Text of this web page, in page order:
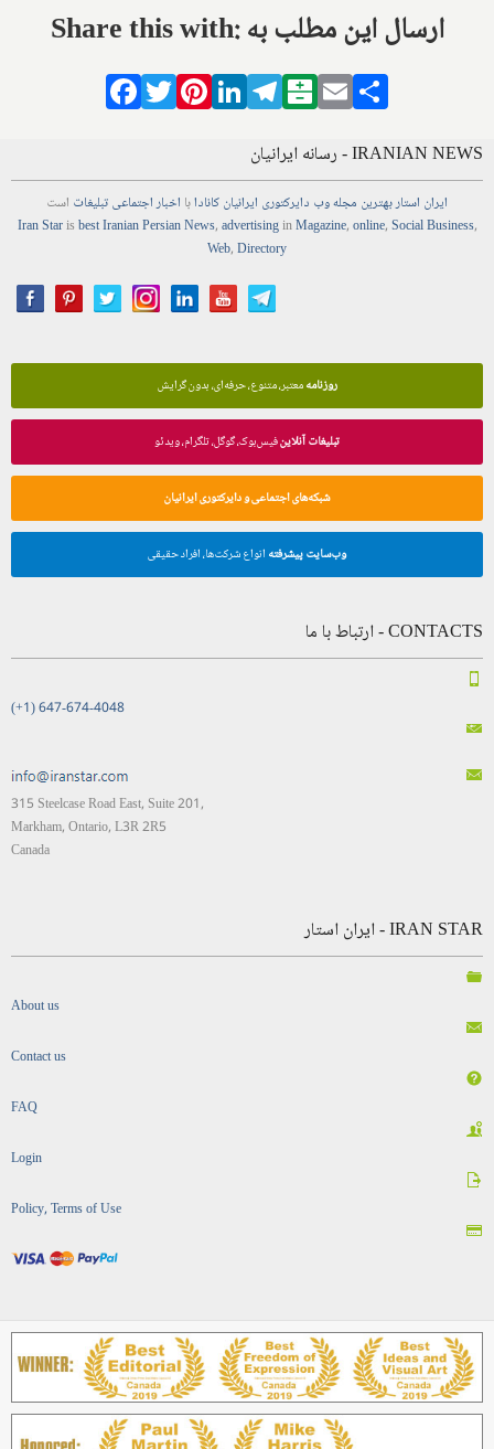
Share this with: ارسال این مطلب به
Facebook
TwitterPinterestLinkedIn
Telegram
Balatarin
Email
IRANIAN NEWS - رسانه ایرانیان
ایران استاربهترین مجلهوب دایرکتوری ایرانیان کانادابا اخباراجتماعیتبلیغات است
Iran Starisbest Iranian PersianNews,advertisinginMagazine,online,Social Business,
Web,Directory
روزنامهمعتبر، متنوع، حرفه‌ای، بدون گرایش
تبلیغات آنلاینفیس‌بوک، گوگل، تلگرام، ویدئو
شبکه‌های اجتماعی و دایرکتوری ایرانیان
وب‌سایت پیشرفته انواع شرکت‌ها، افراد حقیقی
CONTACTS - ارتباط با ما
(+1) 647-674-4048
315 Steelcase Road East, Suite 201,
Markham, Ontario, L3R 2R5
Canada
IRAN STAR - ایران استار
About us
Contact us
FAQ
Login
Policy, Terms of Use